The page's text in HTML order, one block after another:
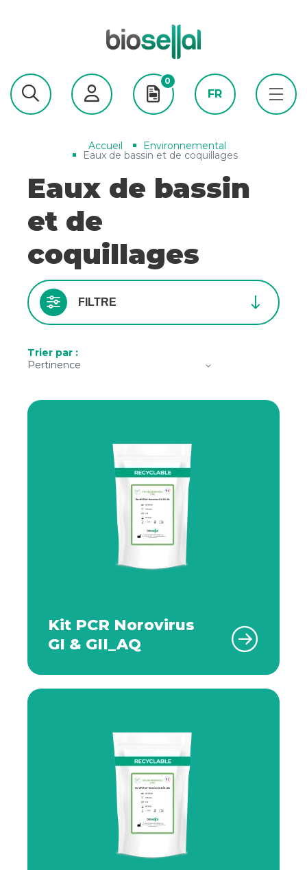
0
FR
Accueil Environnemental
Eaux de bassin et de coquillages
Eaux de bassin
et de
coquillages
FILTRE
Trier par :
Kit PCR Norovirus
GI & GII_AQ